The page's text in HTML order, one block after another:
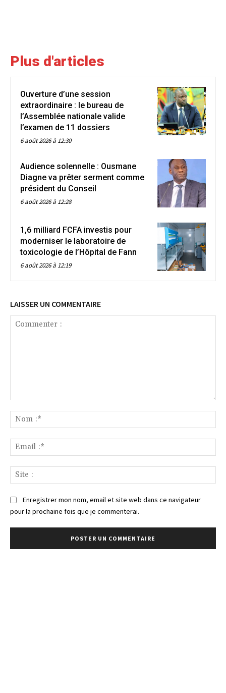
Plus d'articles
Ouverture d’une session
extraordinaire : le bureau de
l’Assemblée nationale valide
l’examen de 11 dossiers
6 août 2026 à 12:30
Audience solennelle : Ousmane
Diagne va prêter serment comme
président du Conseil
6 août 2026 à 12:28
1,6 milliard FCFA investis pour
moderniser le laboratoire de
toxicologie de l’Hôpital de Fann
6 août 2026 à 12:19
LAISSER UN COMMENTAIRE
:*
:*
:
Enregistrer mon nom, email et site web dans ce navigateur
pour la prochaine fois que je commenterai.